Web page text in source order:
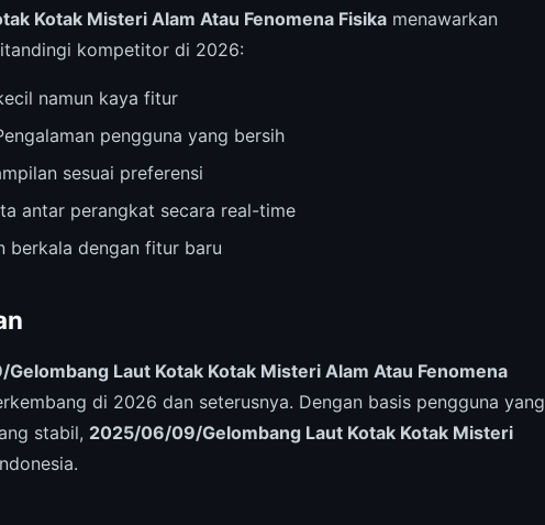
Kotak Misteri Alam Atau Fenomena Fisika menawarkan
kompetitor di 2026:
namun kaya fitur
pengguna yang bersih
sesuai preferensi
antar perangkat secara real-time
berkala dengan fitur baru
Laut Kotak Kotak Misteri Alam Atau Fenomena
di 2026 dan seterusnya. Dengan basis pengguna yang
stabil, 2025/06/09/Gelombang Laut Kotak Kotak Misteri